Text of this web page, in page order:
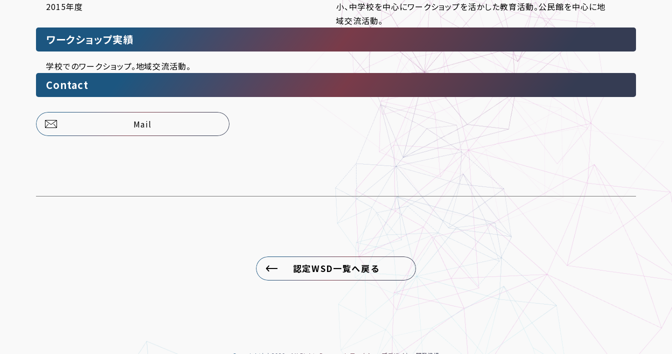
2015年度
小、中学校を中心にワークショップを活かした教育活動。公民館を中心に地
域交流活動。
ワークショップ実績
学校でのワークショップ。地域交流活動。
Contact
Mail
認定WSD一覧へ戻る